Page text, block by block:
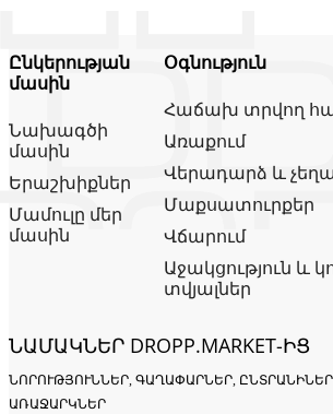
Ընկերության
մասին
Նախագծի
մասին
Երաշխիքներ
Մամուլը մեր
մասին
Օգնություն
Հաճախ տրվող
Առաքում
Վերադարձ և
Մաքսատուրքեր
Վճարում
Աջակցություն և
տվյալներ
ՆԱՄԱԿՆԵՐ DROPP.MARKET-ԻՑ
ՆՈՐՈՒԹՅՈՒՆՆԵՐ, ԳԱՂԱՓԱՐՆԵՐ, ԸՆՏՐԱՆԻՆԵՐ
ՌԱՋԱՐԿՆԵՐ